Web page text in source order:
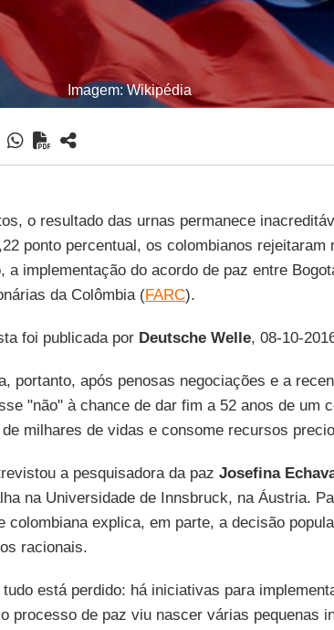
Imagem: Wikipédia
o resultado das urnas permanece
ponto percentual, os colombianos rejeitaram
a implementação do acordo de paz entre
da Colômbia (FARC).
foi publicada por Deutsche Welle, 08-10-
portanto, após penosas negociações e a
"não" à chance de dar fim a 52 anos de um
milhares de vidas e consome recursos
a pesquisadora da paz Josefina
na Universidade de Innsbruck, na Áustria.
colombiana explica, em parte, a decisão
racionais.
tudo está perdido: há iniciativas para
processo de paz viu nascer várias pequenas